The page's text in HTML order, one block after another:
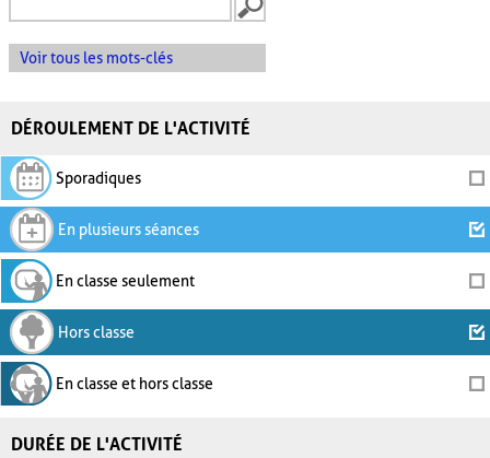
Voir tous les mots-clés
DÉROULEMENT DE L'ACTIVITÉ
Sporadiques
En plusieurs séances
En classe seulement
Hors classe
En classe et hors classe
DURÉE DE L'ACTIVITÉ